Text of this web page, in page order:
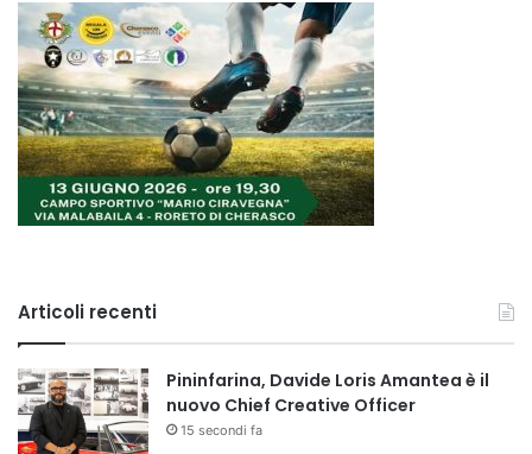
Articoli recenti
Pininfarina, Davide Loris Amantea è il
nuovo Chief Creative Officer
15 secondi fa